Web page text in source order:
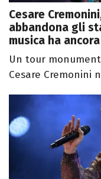
Cesare
abbandona gli
musica ha
Un tour
Cesare Cremonini